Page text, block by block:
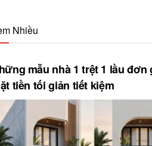
Nhiều
mẫu nhà 1 trệt 1 lầu đơn
tiền tối giản tiết kiệm